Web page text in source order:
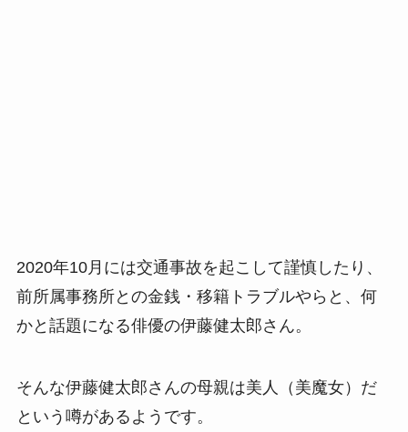
2020年10月には交通事故を起こして謹慎したり、
前所属事務所との金銭・移籍トラブルやらと、何
かと話題になる俳優の伊藤健太郎さん。
そんな伊藤健太郎さんの母親は美人（美魔女）だ
という噂があるようです。